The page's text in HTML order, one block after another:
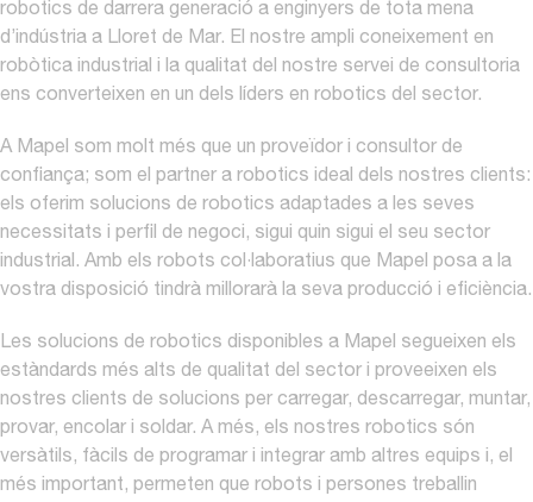
robotics de darrera generació a enginyers de tota mena
d’indústria a Lloret de Mar. El nostre ampli coneixement en
robòtica industrial i la qualitat del nostre servei de consultoria
ens converteixen en un dels líders en robotics del sector.
A Mapel som molt més que un proveïdor i consultor de
confiança; som el partner a robotics ideal dels nostres clients:
els oferim solucions de robotics adaptades a les seves
necessitats i perfil de negoci, sigui quin sigui el seu sector
industrial. Amb els robots col·laboratius que Mapel posa a la
vostra disposició tindrà millorarà la seva producció i eficiència.
Les solucions de robotics disponibles a Mapel segueixen els
estàndards més alts de qualitat del sector i proveeixen els
nostres clients de solucions per carregar, descarregar, muntar,
provar, encolar i soldar. A més, els nostres robotics són
versàtils, fàcils de programar i integrar amb altres equips i, el
més important, permeten que robots i persones treballin